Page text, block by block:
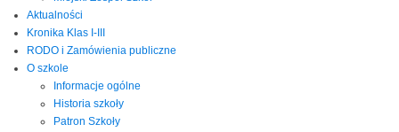
Aktualności
Kronika Klas I-III
RODO i Zamówienia publiczne
O szkole
Informacje ogólne
Historia szkoły
Patron Szkoły